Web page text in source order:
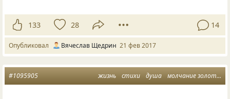
133 28 14
Опубликовал Вячеслав Щедрин 21 фев 2017
жизнь стихи душа молчание золото
#1095905